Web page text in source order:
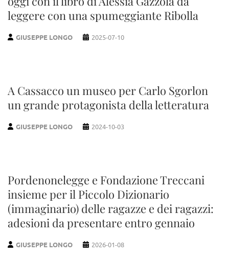
leggere con una spumeggiante Ribolla
GIUSEPPE LONGO 2025-07-10
A Cassacco un museo per Carlo Sgorlon
un grande protagonista della letteratura
GIUSEPPE LONGO 2024-10-03
Pordenonelegge e Fondazione Treccani
insieme per il Piccolo Dizionario
(immaginario) delle ragazze e dei ragazzi:
adesioni da presentare entro gennaio
GIUSEPPE LONGO 2026-01-08